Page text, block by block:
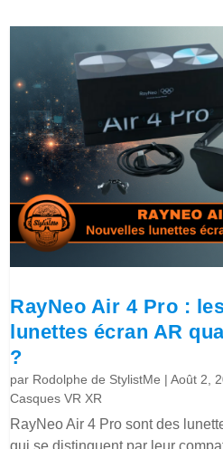
RayNeo Air 4 Pro :
lunettes écran AR
?
par Rodolphe de StylistMe |Août 2,
Casques VR XR
RayNeo Air 4 Pro sont des
qui se distinguent par leur